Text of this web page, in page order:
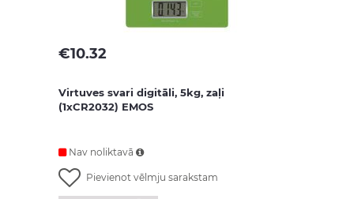
€10.32
Virtuves svari digitāli, 5kg, zaļi
(1xCR2032) EMOS
Nav noliktavā
Pievienot vēlmju sarakstam